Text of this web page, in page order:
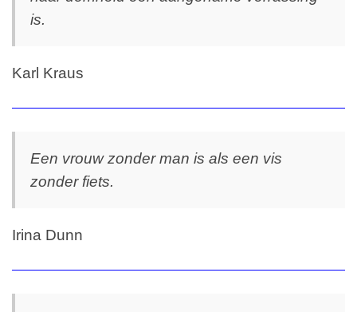
is.
Karl Kraus
Een vrouw zonder man is als een vis
zonder fiets.
Irina Dunn